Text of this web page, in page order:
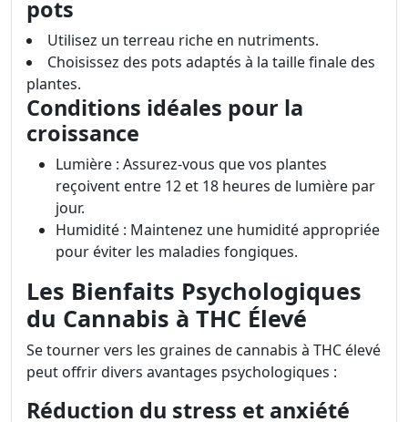
pots
Utilisez un terreau riche en nutriments.
Choisissez des pots adaptés à la taille finale des
plantes.
Conditions idéales pour la
croissance
Lumière : Assurez-vous que vos plantes
reçoivent entre 12 et 18 heures de lumière par
jour.
Humidité : Maintenez une humidité appropriée
pour éviter les maladies fongiques.
Les Bienfaits Psychologiques
du Cannabis à THC Élevé
Se tourner vers les graines de cannabis à THC élevé
peut offrir divers avantages psychologiques :
Réduction du stress et anxiété